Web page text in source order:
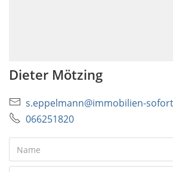
Dieter Mötzing
s.eppelmann@immobilien-
066251820